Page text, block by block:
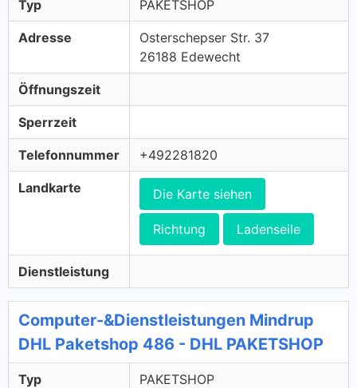
Typ PAKETSHOP
Adresse
Osterschepser Str. 37
26188 Edewecht
Öffnungszeit
Sperrzeit
Telefonnummer +492281820
Landkarte Die Karte siehen
Richtung Ladenseile
Dienstleistung
Computer-&Dienstleistungen Mindrup
DHL Paketshop 486 - DHL PAKETSHOP
Typ PAKETSHOP